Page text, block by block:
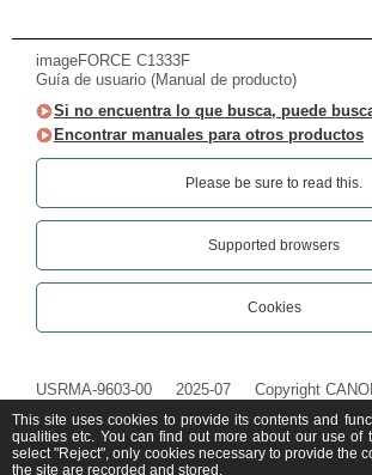
imageFORCE C1333F
Guía de usuario (Manual de producto)
Si no encuentra lo que busca, puede
Encontrar manuales para otros productos
Please be sure to read this.‎
Supported browsers
Cookies
USRMA-9603-00 2025-07 Copyright
This site uses cookies to provide its contents and
qualities etc. You can find out more about our use of
select "Reject", only cookies necessary to provide the
the site are recorded and stored.